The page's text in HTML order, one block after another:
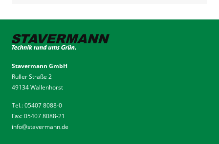
Stavermann GmbH
Ruller Straße 2
49134 Wallenhorst
Tel.: 05407 8088-0
Fax: 05407 8088-21
info@stavermann.de